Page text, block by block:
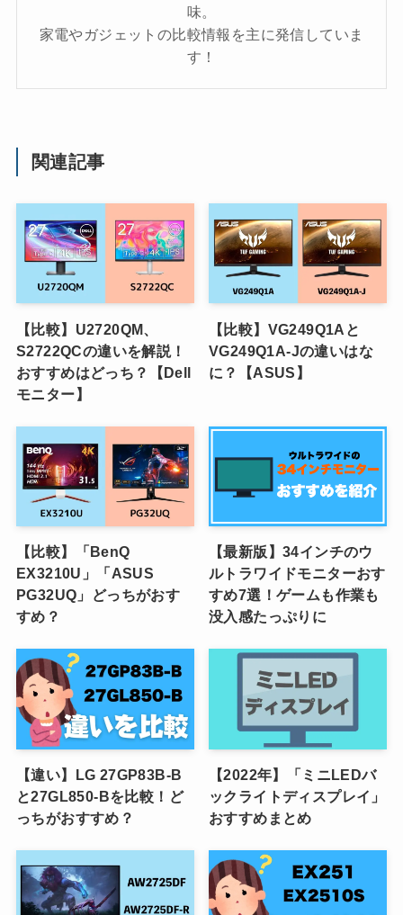
味。
家電やガジェットの比較情報を主に発信していま
す！
関連記事
【比較】U2720QM、
S2722QCの違いを解説！
おすすめはどっち？【Dell
モニター】
【比較】VG249Q1Aと
VG249Q1A-Jの違いはな
に？【ASUS】
【比較】「BenQ
EX3210U」「ASUS
PG32UQ」どっちがおす
すめ？
【最新版】34インチのウ
ルトラワイドモニターおす
すめ7選！ゲームも作業も
没入感たっぷりに
【違い】LG 27GP83B-B
と27GL850-Bを比較！ど
っちがおすすめ？
【2022年】「ミニLEDバ
ックライトディスプレイ」
おすすめまとめ